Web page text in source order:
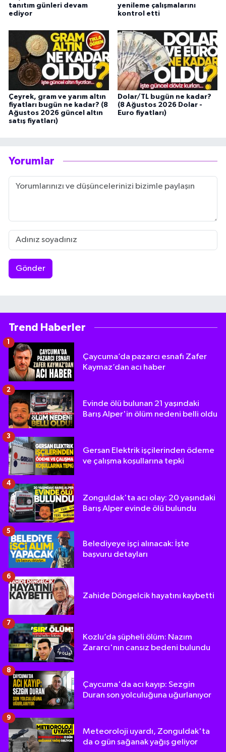
tanıtım günleri devam
ediyor
yenileme çalışmalarını
kontrol etti
Çeyrek, gram ve yarım altın
fiyatları bugün ne kadar? (8
Ağustos 2026 güncel altın
satış fiyatları)
Dolar/TL bugün ne kadar?
(8 Ağustos 2026 Dolar -
Euro fiyatları)
Yorumlar
Gönder
Trend Haberler
Çaycuma’da pazarcı esnafı Zafer
Kaymaz’dan acı haber
Evinde ölü bulunan 21 yaşındaki
Barış Alper'in ölüm nedeni belli oldu
2
Gersan Elektrik işçilerinden ödeme
ve çalışma koşullarına tepki
3
Zonguldak'ta acı olay: 20 yaşındaki
Barış Alper evinde ölü bulundu
4
Belediyeye işçi alınacak: İşte
başvuru detayları
5
Zahide Döngelcik hayatını kaybetti
6
Kozlu’da şüpheli ölüm: Nazım
Zararcı'nın cansız bedeni bulundu
7
Çaycuma'da acı kayıp: Sezgin
Duran son yolculuğuna uğurlanıyor
8
Meteoroloji uyardı, Zonguldak'ta
da o gün sağanak yağış geliyor
9